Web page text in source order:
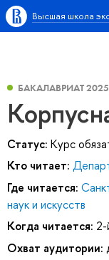
Высшая школа
БАКАЛАВРИАТ
Статус: Курс
Кто читает:
Где читается:
наук и искусств
Когда читается: 2-
Охват аудитории: